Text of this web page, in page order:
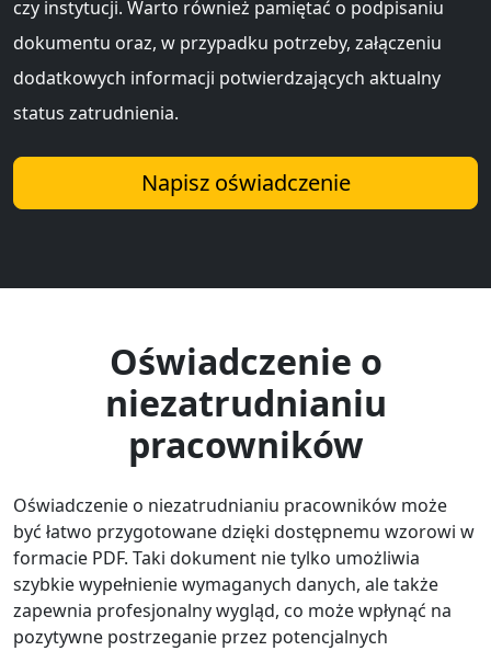
czy instytucji. Warto również pamiętać o podpisaniu
dokumentu oraz, w przypadku potrzeby, załączeniu
dodatkowych informacji potwierdzających aktualny
status zatrudnienia.
Napisz oświadczenie
Oświadczenie o
niezatrudnianiu
pracowników
Oświadczenie o niezatrudnianiu pracowników może
być łatwo przygotowane dzięki dostępnemu wzorowi w
formacie PDF. Taki dokument nie tylko umożliwia
szybkie wypełnienie wymaganych danych, ale także
zapewnia profesjonalny wygląd, co może wpłynąć na
pozytywne postrzeganie przez potencjalnych